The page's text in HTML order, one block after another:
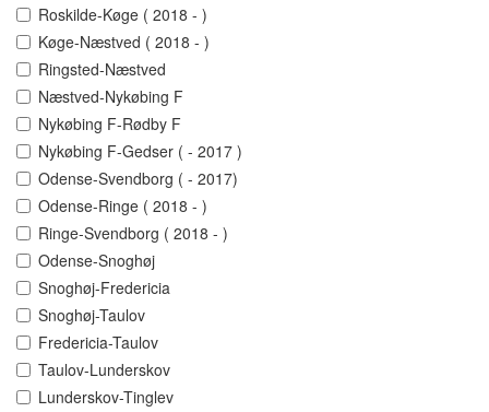
Roskilde-Køge ( 2018 - )
Køge-Næstved ( 2018 - )
Ringsted-Næstved
Næstved-Nykøbing F
Nykøbing F-Rødby F
Nykøbing F-Gedser ( - 2017 )
Odense-Svendborg ( - 2017)
Odense-Ringe ( 2018 - )
Ringe-Svendborg ( 2018 - )
Odense-Snoghøj
Snoghøj-Fredericia
Snoghøj-Taulov
Fredericia-Taulov
Taulov-Lunderskov
Lunderskov-Tinglev